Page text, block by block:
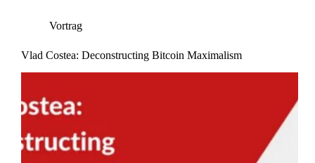
Vortrag
Vlad Costea: Deconstructing Bitcoin Maximalism